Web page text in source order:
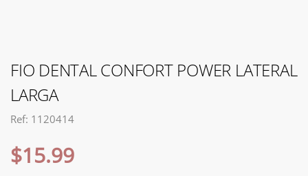
FIO DENTAL CONFORT POWER LATERAL
LARGA
Ref: 1120414
$15.99